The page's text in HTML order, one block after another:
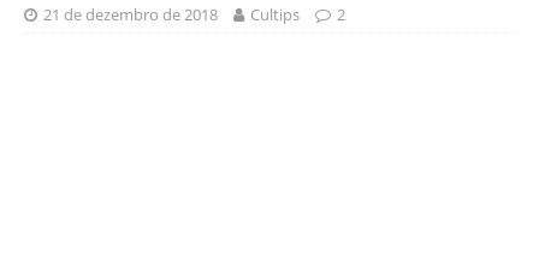
21 de dezembro de 2018 Cultips 2